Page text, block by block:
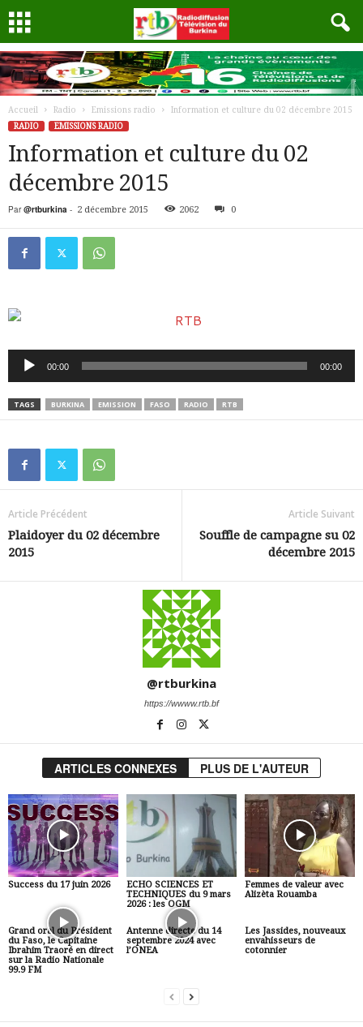
Accueil Radio Emissions radio
Information et culture du 02 décembre 2015
RADIO
EMISSIONS RADIO
Information et culture du 02
décembre 2015
Par @rtburkina - 2 décembre 2015 2062 0
Lecteur
audio
00:00 00:00
TAGS BURKINA EMISSION FASO RADIO RTB
Article Précédent
Plaidoyer du 02 décembre
2015
Article Suivant
Souffle de campagne su 02
décembre 2015
@rtburkina
https://wwww.rtb.bf
ARTICLES CONNEXES PLUS DE L'AUTEUR
Success du 17 juin 2026
ECHO SCIENCES ET
TECHNIQUES du 9 mars
2026 : les OGM
Femmes de valeur avec
Alizèta Rouamba
Grand oral du Président
du Faso, le Capitaine
Ibrahim Traoré en direct
sur la Radio Nationale
99.9 FM
Antenne directe du 14
septembre 2024 avec
l’ONEA
Les Jassides, nouveaux
envahisseurs de
cotonnier